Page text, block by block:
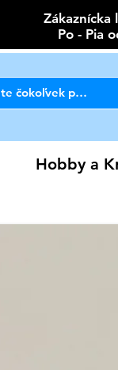
Zákaznícka
Po - Pia
Hobby a